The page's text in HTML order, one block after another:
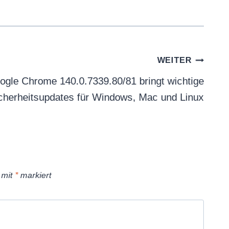
WEITER
Chrome 140.0.7339.80/81 bringt wichtige
für Windows, Mac und Linux
mit *markiert